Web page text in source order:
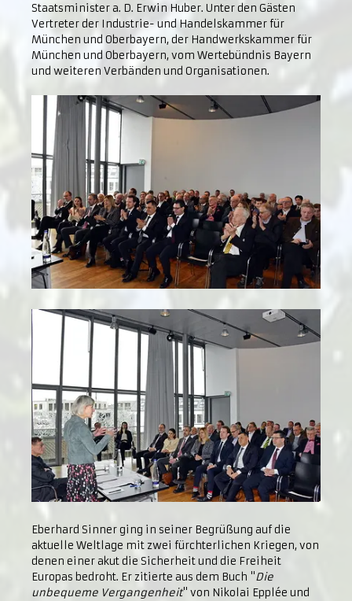
Staatsminister a. D. Erwin Huber. Unter den Gästen
Vertreter der Industrie- und Handelskammer für
München und Oberbayern, der Handwerkskammer für
München und Oberbayern, vom Wertebündnis Bayern
und weiteren Verbänden und Organisationen.
Eberhard Sinner ging in seiner Begrüßung auf die
aktuelle Weltlage mit zwei fürchterlichen Kriegen, von
denen einer akut die Sicherheit und die Freiheit
Europas bedroht. Er zitierte aus dem Buch "Die
unbequeme Vergangenheit" von Nikolai Epplée und